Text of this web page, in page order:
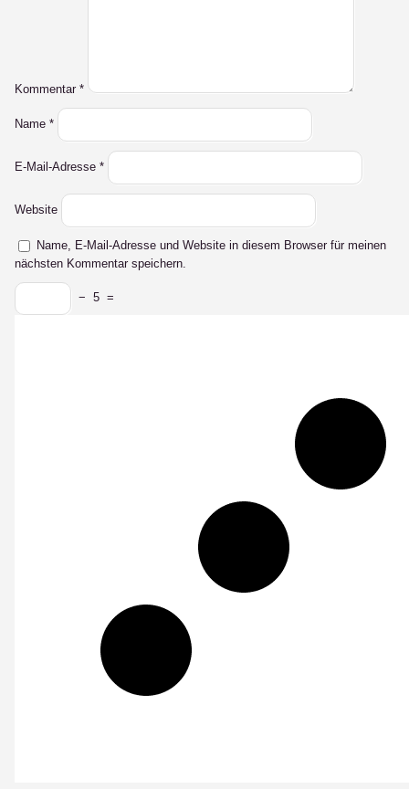
Kommentar *
Name *
E-Mail-Adresse *
Website
Name, E-Mail-Adresse und Website in diesem Browser für meinen
nächsten Kommentar speichern.
− 5 =